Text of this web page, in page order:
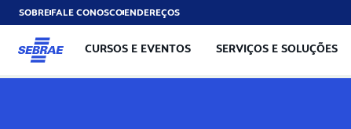
SOBREFALE CONOSCOENDEREÇOS
CURSOS E EVENTOS SERVIÇOS E SOLUÇÕES